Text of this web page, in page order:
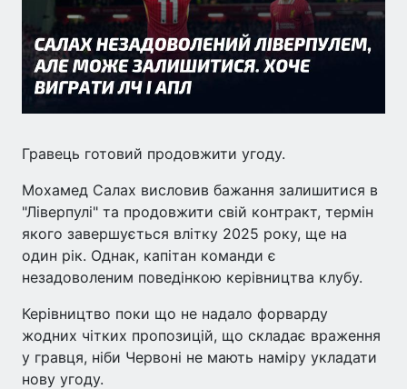
Гравець готовий продовжити угоду.
Мохамед Салах висловив бажання залишитися в
"Ліверпулі" та продовжити свій контракт, термін
якого завершується влітку 2025 року, ще на
один рік. Однак, капітан команди є
незадоволеним поведінкою керівництва клубу.
Керівництво поки що не надало форварду
жодних чітких пропозицій, що складає враження
у гравця, ніби Червоні не мають наміру укладати
нову угоду.